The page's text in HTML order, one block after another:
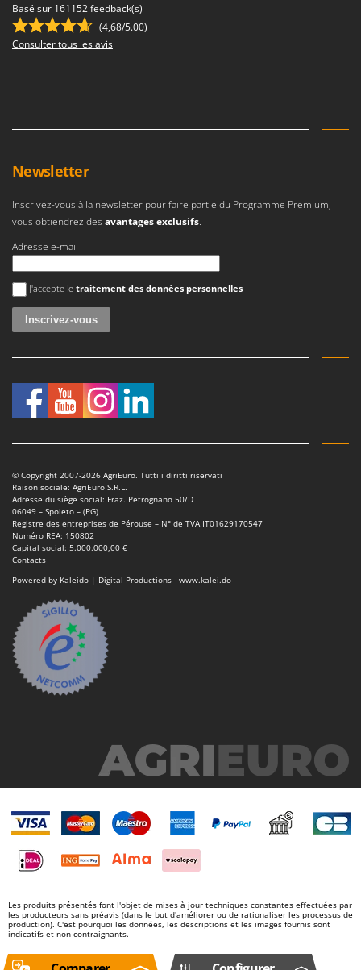
Basé sur 161152 feedback(s)
(4,68/5.00)
Consulter tous les avis
Newsletter
Inscrivez-vous à la newsletter pour faire partie du Programme Premium,
vous obtiendrez des avantages exclusifs.
Adresse e-mail
Une erreur est survenue
J'accepte le traitement des données personnelles
© Copyright 2007-2026 AgriEuro. Tutti i diritti riservati
Raison sociale: AgriEuro S.R.L.
Adresse du siège social: Fraz. Petrognano 50/D
06049 – Spoleto – (PG)
Registre des entreprises de Pérouse – N° de TVA IT01629170547
Numéro REA: 150802
Capital social: 5.000.000,00 €
Contacts
Powered by Kaleido | Digital Productions - www.kalei.do
Les produits présentés font l'objet de mises à jour techniques constantes effectuées par
les producteurs sans préavis (dans le but d'améliorer ou de rationaliser les processus de
production). C'est pourquoi les données, les descriptions et les images fournis sont
indicatifs et non contraignants.